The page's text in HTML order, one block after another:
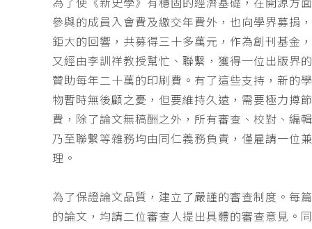
為了使《新史學》有穩固的經濟基礎，在開源方
參與的成員入會費及繳交年費外，也向學界募捐
鉅大的回響，共募得三十多萬元，作為創刊基金
又經由李訓祥教授幫忙、聯繫，獲得一位出版界
贊助每年二十萬的印刷費。有了這些支持，新的
物暫時無後顧之憂，但要維持久遠，需要極力撙
費，除了論文無稿酬之外，所有審查、校對、編
乃至聯繫等雜務均由同仁義務負責，僅雇請一位
理。
為了保證論文品質，建立了嚴謹的審查制度。每
的論文，均請二位審查人提出具體的審查意見。